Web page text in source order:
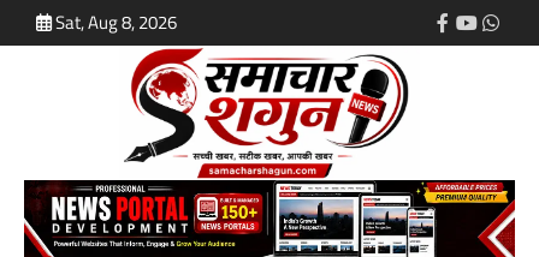
to
Sat, Aug 8, 2026 Facebook
Youtube